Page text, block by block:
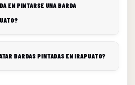
EN PINTARSE UNA BARDA
BARDAS PINTADAS EN IRAPUATO?